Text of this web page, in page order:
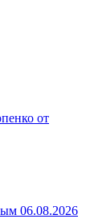
от
06.08.2026